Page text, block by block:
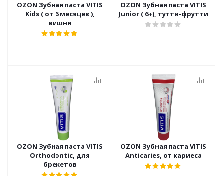
OZON Зубная паста VITIS
Kids ( от 6 месяцев ),
вишня
OZON Зубная паста VITIS
Junior ( 6+), тутти-фрутти
OZON Зубная паста VITIS
Orthodontic, для
брекетов
OZON Зубная паста VITIS
Anticaries, от кариеса